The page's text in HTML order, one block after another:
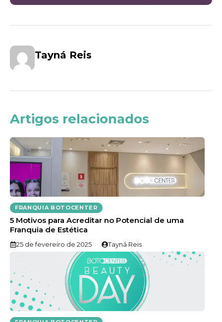
Tayná Reis
Artigos relacionados
FRANQUIA BOTOCENTER
5 Motivos para Acreditar no Potencial de uma
Franquia de Estética
25 de fevereiro de 2025 Tayná Reis